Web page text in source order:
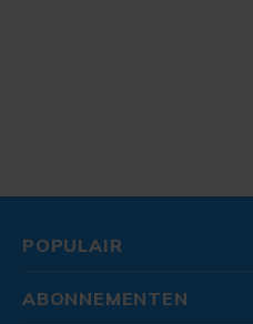
POPULAIR
ABONNEMENTEN